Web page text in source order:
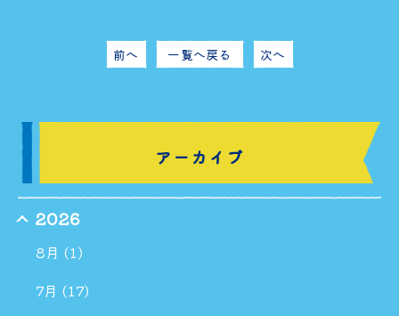
前へ 一覧へ戻る 次へ
アーカイブ
2026
8月 (1)
7月 (17)